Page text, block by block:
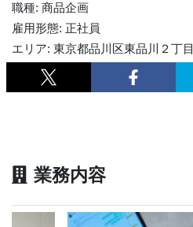
職種: 商品企画
雇用形態: 正社員
エリア: 東京都品川区東品川２丁目
業務内容